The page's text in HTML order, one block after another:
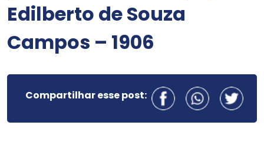
Edilberto de Souza
Campos – 1906
Compartilhar esse post: